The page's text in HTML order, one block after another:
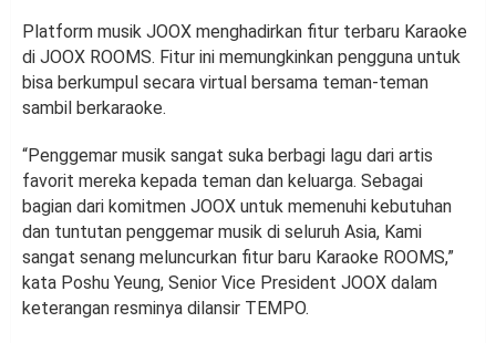
Platform musik JOOX menghadirkan fitur terbaru Karaoke
di JOOX ROOMS. Fitur ini memungkinkan pengguna untuk
bisa berkumpul secara virtual bersama teman-teman
sambil berkaraoke.
“Penggemar musik sangat suka berbagi lagu dari artis
favorit mereka kepada teman dan keluarga. Sebagai
bagian dari komitmen JOOX untuk memenuhi kebutuhan
dan tuntutan penggemar musik di seluruh Asia, Kami
sangat senang meluncurkan fitur baru Karaoke ROOMS,”
kata Poshu Yeung, Senior Vice President JOOX dalam
keterangan resminya dilansir TEMPO.